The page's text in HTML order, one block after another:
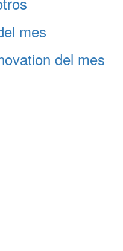
mes
del mes